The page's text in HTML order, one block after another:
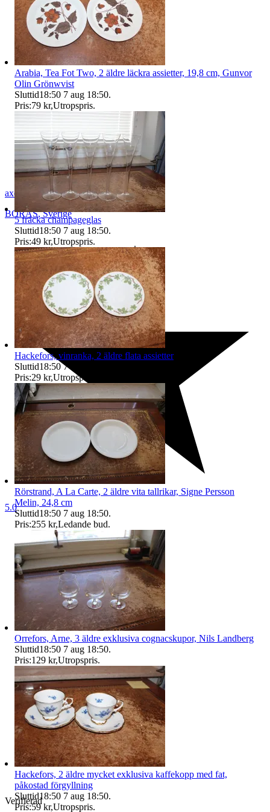
axel_42
BORÅS,Sverige
5.0
Verifierad
Arabia, Tea Fot Two, 2 äldre läckra assietter, 19,8 cm, Gunvor
Olin Grönwvist
Sluttid18:50 7 aug 18:50.
Pris:79 kr,Utropspris.
5 fräcka champageglas
Sluttid18:50 7 aug 18:50.
Pris:49 kr,Utropspris.
Hackefors, vinranka, 2 äldre flata assietter
Sluttid18:50 7 aug 18:50
Pris:29 kr,Utropspris
Rörstrand, A La Carte, 2 äldre vita tallrikar, Signe Persson
Melin, 24,8 cm
Sluttid18:50 7 aug 18:50.
Pris:255 kr,Ledande bud.
Orrefors, Arne, 3 äldre exklusiva cognacskupor, Nils Landberg
Sluttid18:50 7 aug 18:50.
Pris:129 kr,Utropspris.
Hackefors, 2 äldre mycket exklusiva kaffekopp med fat,
påkostad förgyllning
Sluttid18:50 7 aug 18:50.
Pris:59 kr,Utropspris.